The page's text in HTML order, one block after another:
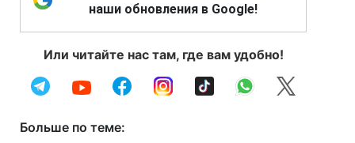
наши обновления в Google!
Или читайте нас там, где вам удобно!
Больше по теме: